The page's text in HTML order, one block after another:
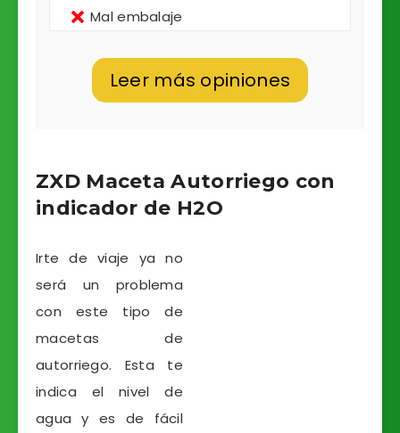
Mal embalaje
Leer más opiniones
ZXD Maceta Autorriego con
indicador de H2O
Irte de viaje ya no
será un problema
con este tipo de
macetas de
autorriego. Esta te
indica el nivel de
agua y es de fácil